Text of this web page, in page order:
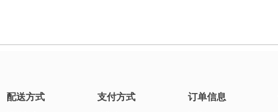
配送方式 支付方式 订单信息